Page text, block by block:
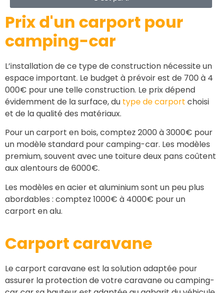
Prix d'un carport pour
camping-car
L’installation de ce type de construction nécessite un
espace important. Le budget à prévoir est de 700 à 4
000€ pour une telle construction. Le prix dépend
évidemment de la surface, du type de carport choisi
et de la qualité des matériaux.
Pour un carport en bois, comptez 2000 à 3000€ pour
un modèle standard pour camping-car. Les modèles
premium, souvent avec une toiture deux pans coûtent
aux alentours de 6000€.
Les modèles en acier et aluminium sont un peu plus
abordables : comptez 1000€ à 4000€ pour un
carport en alu.
Carport caravane
Le carport caravane est la solution adaptée pour
assurer la protection de votre caravane ou camping-